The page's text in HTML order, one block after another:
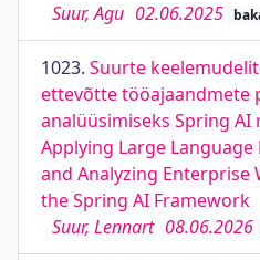
Suur, Agu 02.06.2025
1023. Suurte
ettevõtte tööajaandmete
analüüsimiseks Spring
Applying Large
and Analyzing Enterprise
the Spring AI Framework
Suur, Lennart 08.06.2026